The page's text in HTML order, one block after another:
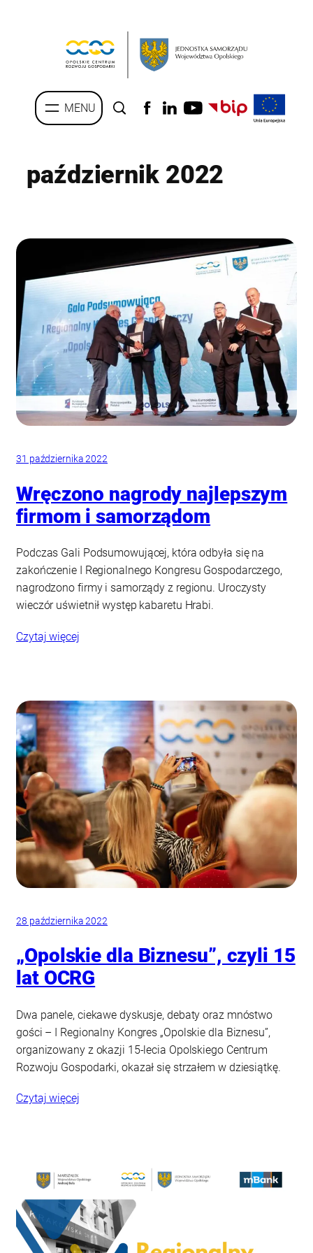
październik 2022
31 października 2022
Wręczono nagrody najlepszym
firmom i samorządom
Podczas Gali Podsumowującej, która odbyła się na
zakończenie I Regionalnego Kongresu Gospodarczego,
nagrodzono firmy i samorządy z regionu. Uroczysty
wieczór uświetnił występ kabaretu Hrabi.
Czytaj więcej
28 października 2022
„Opolskie dla Biznesu”, czyli 15
lat OCRG
Dwa panele, ciekawe dyskusje, debaty oraz mnóstwo
gości – I Regionalny Kongres „Opolskie dla Biznesu”,
organizowany z okazji 15-lecia Opolskiego Centrum
Rozwoju Gospodarki, okazał się strzałem w dziesiątkę.
Czytaj więcej